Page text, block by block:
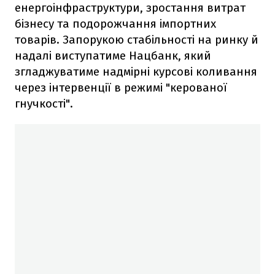
енергоінфраструктури, зростання витрат
бізнесу та подорожчання імпортних
товарів. Запорукою стабільності на ринку й
надалі виступатиме Нацбанк, який
згладжуватиме надмірні курсові коливання
через інтервенції в режимі "керованої
гнучкості".